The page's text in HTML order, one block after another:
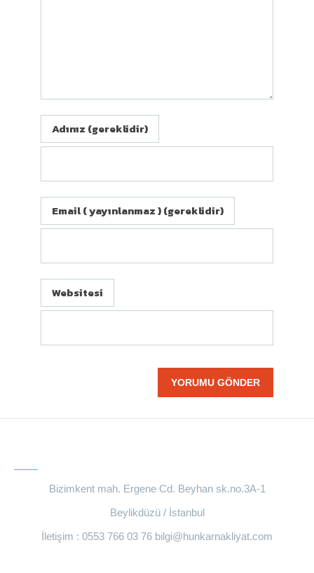
Adınız (gereklidir)
Email ( yayınlanmaz ) (gereklidir)
Websitesi
Bizimkent mah. Ergene Cd. Beyhan sk.no.3A-1
Beylikdüzü / İstanbul
İletişim : 0553 766 03 76 bilgi@hunkarnakliyat.com